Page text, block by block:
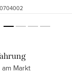
0704002
Markt